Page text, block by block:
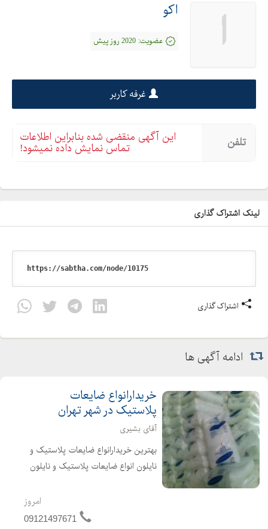
ا اکو
عضویت: 2020 روز پیش
غرفه کاربر
تلفن این آگهی منقضی شده بنابراین اطلاعات
تماس نمایش داده نمیشود!
لینک اشتراک گذاری
اشتراک گذاری
ادامه آگهی ها
خریدارانواع ضایعات
پلاستیک در شهر تهران
آقای بشیری
بهترین خریدارانواع ضایعات پلاستیک و
نایلون انواع ضایعات پلاستیک و نایلون
فروش انواع مواد و ضایعات پلاستیک
خود کافیست با ما تماس بگیرید. مواد
امروز
09121497671